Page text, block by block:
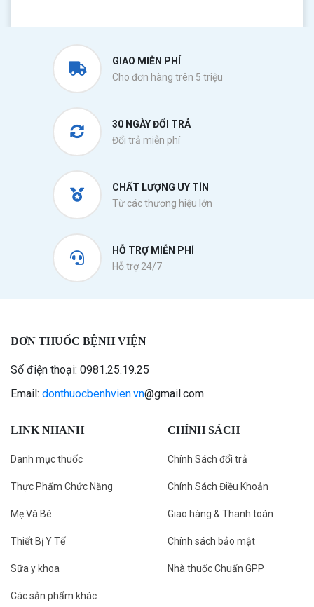
GIAO MIỄN PHÍ
Cho đơn hàng trên 5 triệu
30 NGÀY ĐỔI TRẢ
Đổi trả miễn phí
CHẤT LƯỢNG UY TÍN
Từ các thương hiệu lớn
HỖ TRỢ MIỄN PHÍ
Hỗ trợ 24/7
ĐƠN THUỐC BỆNH VIỆN
Số điện thoại: 0981.25.19.25
Email: donthuocbenhvien.vn@gmail.com
LINK NHANH
Danh mục thuốc
Thực Phẩm Chức Năng
Mẹ Và Bé
Thiết Bị Y Tế
Sữa y khoa
Các sản phẩm khác
CHÍNH SÁCH
Chính Sách đổi trả
Chính Sách Điều Khoản
Giao hàng & Thanh toán
Chính sách bảo mật
Nhà thuốc Chuẩn GPP